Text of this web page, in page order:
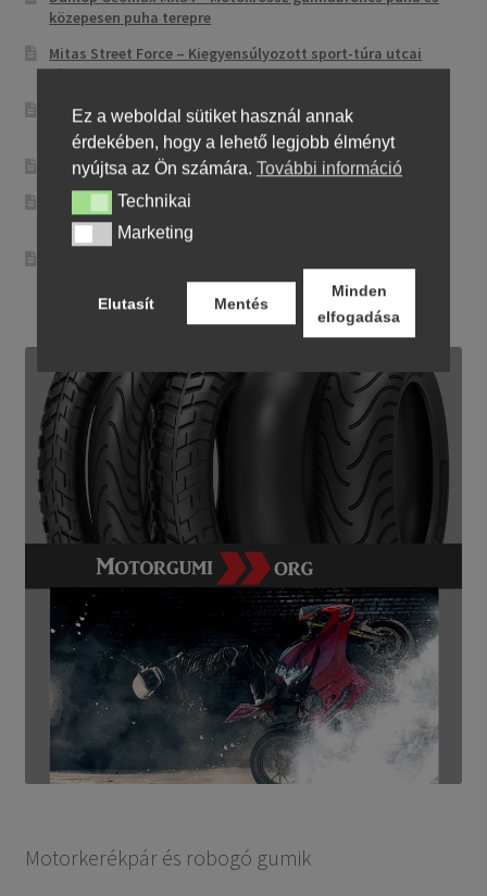
közepesen puha terepre
Mitas Street Force – Kiegyensúlyozott sport-túra utcai
abroncs
CST CM-NK01 – Sportos utcai abroncs precíz
irányíthatósággal
Maxxis MA-ST3 – Sport-touring abroncs
Pirelli City Demon – Megbízható és egyszerű városi
motorgumi
kényelmes városi és országúti motorozáshoz
Motorkerékpár és robogó gumik
Ez a weboldal sütiket használ annak
érdekében, hogy a lehető legjobb élményt
nyújtsa az Ön számára. További információ
TechnikaiTechnikai
MarketingMarketing
Elutasít Mentés
Minden
elfogadása